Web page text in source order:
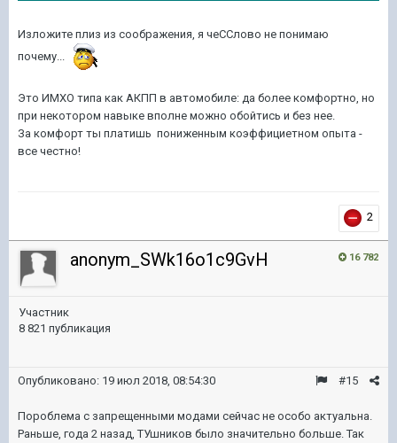
Изложите плиз из соображения, я чеССлово не понимаю
почему...
Это ИМХО типа как АКПП в автомобиле: да более комфортно, но
при некотором навыке вполне можно обойтись и без нее.
За комфорт ты платишь пониженным коэффициетном опыта -
все честно!
2
16 782
anonym_SWk16o1c9GvH
Участник
8 821 публикация
#15
Опубликовано: 19 июл 2018, 08:54:30
Пороблема с запрещенными модами сейчас не особо актуальна.
Раньше, года 2 назад, ТУшников было значительно больше. Так